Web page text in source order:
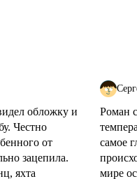
обложку и
Честно
от
зацепила.
яхта
Роман
самое
мире